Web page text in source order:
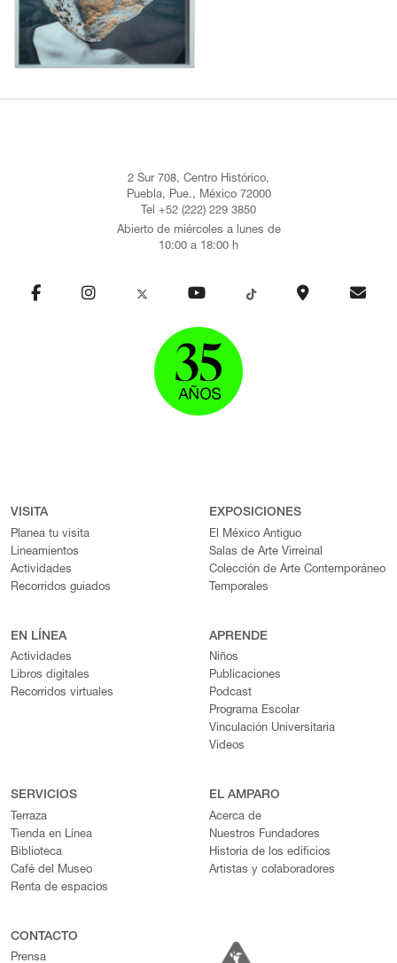
2 Sur 708, Centro Histórico,
Puebla, Pue., México 72000
Tel +52 (222) 229 3850
Abierto de miércoles a lunes de
10:00 a 18:00 h
VISITA
Planea tu visita
Lineamientos
Actividades
Recorridos guiados
EXPOSICIONES
El México Antiguo
Salas de Arte Virreinal
Colección de Arte Contemporáneo
Temporales
EN LÍNEA
Actividades
Libros digitales
Recorridos virtuales
APRENDE
Niños
Publicaciones
Podcast
Programa Escolar
Vinculación Universitaria
Videos
SERVICIOS
Terraza
Tienda en Línea
Biblioteca
Café del Museo
Renta de espacios
EL AMPARO
Acerca de
Nuestros Fundadores
Historia de los edificios
Artistas y colaboradores
CONTACTO
Prensa